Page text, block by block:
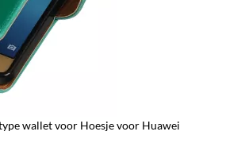
wallet voor Hoesje voor Huawei